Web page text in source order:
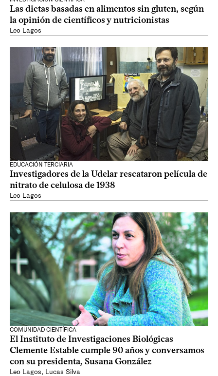
Las dietas basadas en alimentos sin gluten, según
la opinión de científicos y nutricionistas
Leo Lagos
EDUCACIÓN TERCIARIA
Investigadores de la Udelar rescataron película de
nitrato de celulosa de 1938
Leo Lagos
COMUNIDAD CIENTÍFICA
El Instituto de Investigaciones Biológicas
Clemente Estable cumple 90 años y conversamos
con su presidenta, Susana González
Leo Lagos, Lucas Silva